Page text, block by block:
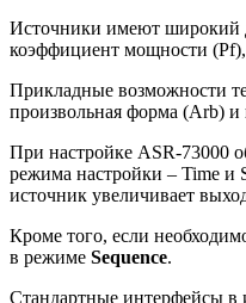
Источники имеют широкий
коэффициент мощности
Прикладные возможности
произвольная форма (Arb)
При настройке ASR-73000
режима настройки – Time и
источник увеличивает
Кроме того, если
в режиме Sequence.
Стандартные интерфейсы в